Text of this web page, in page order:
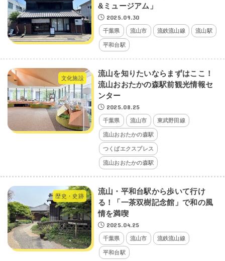
&ミュージアム」
2025.09.30
千葉県 流山市 流鉄流山線 流山駅
平和台駅
文化施設
流山を知りたいならまずはここ！
流山おおたかの森駅前観光情報セ
ンター
2025.08.25
千葉県 流山市 東武野田線
流山おおたかの森駅
つくばエクスプレス
流山おおたかの森駅
歴史・史跡
流山・平和台駅から歩いて行け
る！「一茶双樹記念館」で和の風
情を満喫
2025.04.25
千葉県 流山市 流鉄流山線
平和台駅